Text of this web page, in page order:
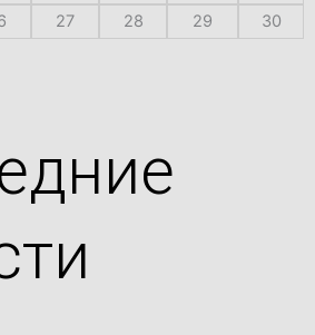
27 28 29
30